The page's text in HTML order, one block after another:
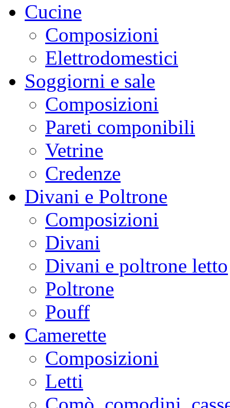
Cucine
Composizioni
Elettrodomestici
Soggiorni e sale
Composizioni
Pareti componibili
Vetrine
Credenze
Divani e Poltrone
Composizioni
Divani
Divani e poltrone letto
Poltrone
Pouff
Camerette
Composizioni
Letti